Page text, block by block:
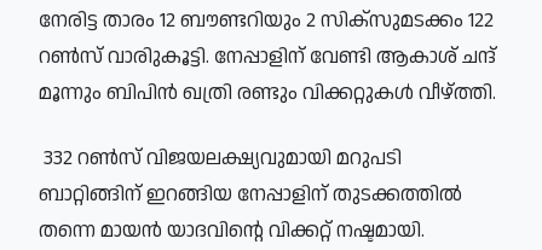
നേരിട്ട താരം 12 ബൗണ്ടറിയും 2 സിക്സുമടക്കം 122
റൺസ് വാരിുകൂട്ടി. നേപ്പാളിന് വേണ്ടി ആകാശ് ചന്ദ്
മൂന്നും ബിപിൻ ഖത്രി രണ്ടും വിക്കറ്റുകൾ വീഴ്ത്തി.
332 റൺസ് വിജയലക്ഷ്യവുമായി മറുപടി
ബാറ്റിങ്ങിന് ഇറങ്ങിയ നേപ്പാളിന് തുടക്കത്തിൽ
തന്നെ മായൻ യാദവിന്റെ വിക്കറ്റ് നഷ്ടമായി.